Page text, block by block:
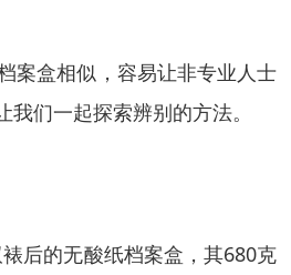
案盒相似，容易让非专业人士
们一起探索辨别的方法。
后的无酸纸档案盒，其680克